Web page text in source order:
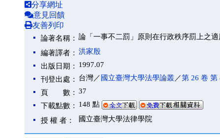
分享網址
意見回饋
友善列印
論著名稱： 論「一事不二罰」原則在行政秩序罰上之適
編著譯者： 洪家殷
出版日期： 1997.07
刊登出處： 台灣／ 國立臺灣大學法學論叢／第 26 卷 第
頁 數： 37
下載點數： 148 點
授 權 者： 國立臺灣大學法律學院